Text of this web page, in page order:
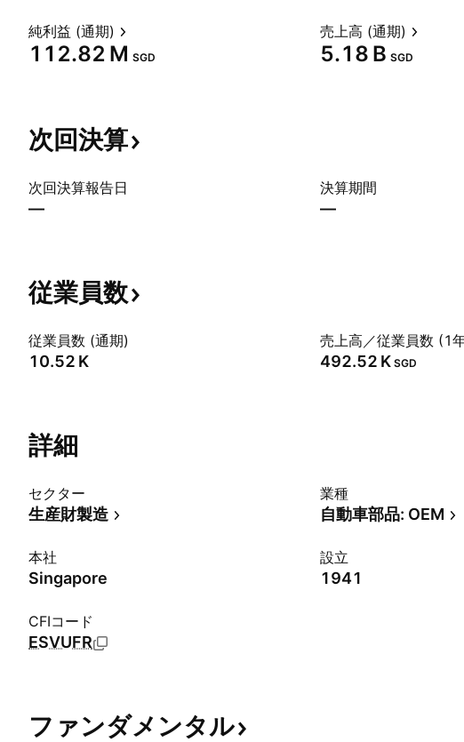
純利益 (通期)
‪112.82 M‬ SGD
売上高 (通期)
‪5.18 B‬ SGD
次回決算
次回決算報告日
—
決算期間
—
従業員数
従業員数 (通期)
‪10.52 K‬
売上高／従業員数 (1
‪492.52 K‬ SGD
詳細
セクター
生産財製造
業種
自動車部品: OEM
本社
Singapore
設立
1941
CFIコード
ESVUFR
ファンダメンタル